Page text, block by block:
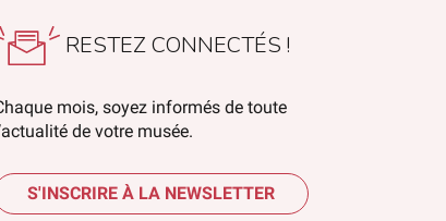
RESTEZ CONNECTÉS !
mois, soyez informés de toute
de votre musée.
S'INSCRIRE À LA NEWSLETTER